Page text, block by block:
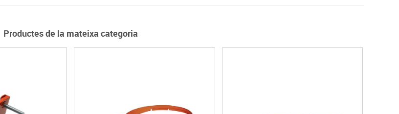
Productes de la mateixa categoria